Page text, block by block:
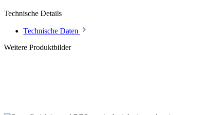
Technische Details
Technische Daten
Weitere Produktbilder